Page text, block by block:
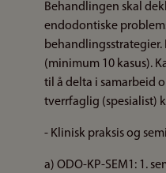
Behandlingen skal
endodontiske
(minimum 10 kasus).
til å delta i samarbeid
tverrfaglig (spesialist)
- Klinisk praksis og
a) ODO-KP-SEM1: 1.